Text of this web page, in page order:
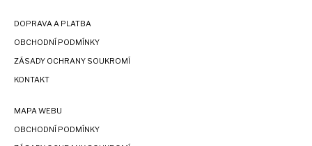
DOPRAVA A PLATBA
OBCHODNÍ PODMÍNKY
ZÁSADY OCHRANY SOUKROMÍ
KONTAKT
MAPA WEBU
OBCHODNÍ PODMÍNKY